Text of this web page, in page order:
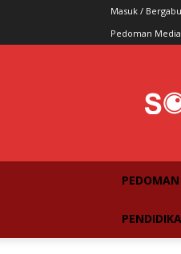
Masuk /
Pedoman